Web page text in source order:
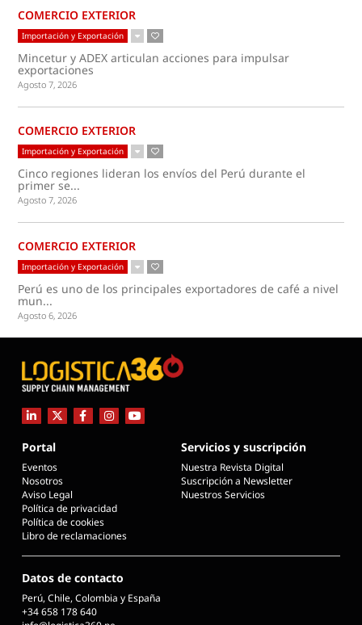
COMERCIO EXTERIOR
Importación y Exportación
Mincetur y ADEX articulan acciones para impulsar
exportaciones
Agosto 7, 2026
COMERCIO EXTERIOR
Importación y Exportación
Cinco regiones lideran los envíos del Perú durante el
primer se...
Agosto 7, 2026
COMERCIO EXTERIOR
Importación y Exportación
Perú es uno de los principales exportadores de café a nivel
mun...
Agosto 6, 2026
Portal
Eventos
Nosotros
Aviso Legal
Política de privacidad
Política de cookies
Libro de reclamaciones
Servicios y suscripción
Nuestra Revista Digital
Suscripción a Newsletter
Nuestros Servicios
Datos de contacto
Perú, Chile, Colombia y España
+34 658 178 640